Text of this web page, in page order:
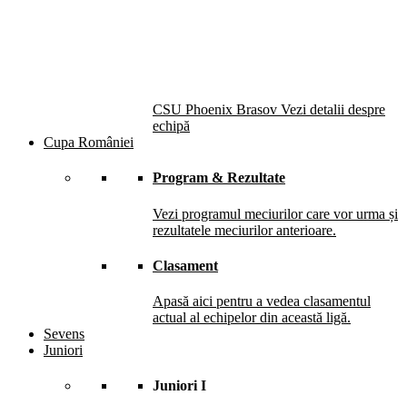
CSU Phoenix Brasov Vezi detalii despre
echipă
Cupa României
Program & Rezultate
Vezi programul meciurilor care vor urma și
rezultatele meciurilor anterioare.
Clasament
Apasă aici pentru a vedea clasamentul
actual al echipelor din această ligă.
Sevens
Juniori
Juniori I